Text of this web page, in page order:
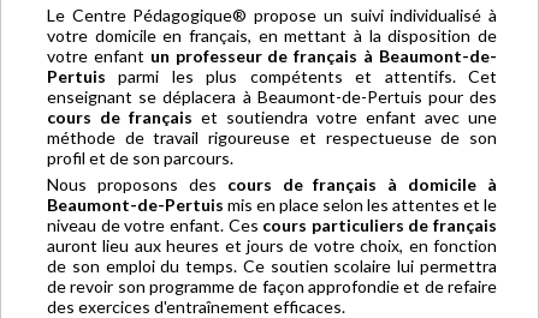
Le Centre Pédagogique® propose un suivi individualisé à
votre domicile en français, en mettant à la disposition de
votre enfant un professeur de français à Beaumont-de-
Pertuis parmi les plus compétents et attentifs. Cet
enseignant se déplacera à Beaumont-de-Pertuis pour des
cours de français et soutiendra votre enfant avec une
méthode de travail rigoureuse et respectueuse de son
profil et de son parcours.
Nous proposons des cours de français à domicile à
Beaumont-de-Pertuis mis en place selon les attentes et le
niveau de votre enfant. Ces cours particuliers de français
auront lieu aux heures et jours de votre choix, en fonction
de son emploi du temps. Ce soutien scolaire lui permettra
de revoir son programme de façon approfondie et de refaire
des exercices d'entraînement efficaces.